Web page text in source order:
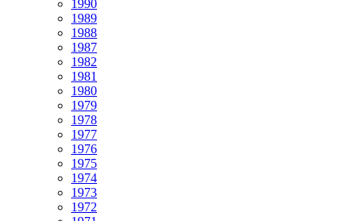
1990
1989
1988
1987
1982
1981
1980
1979
1978
1977
1976
1975
1974
1973
1972